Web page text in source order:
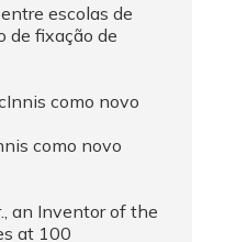
escolas de
de fixação de
como novo